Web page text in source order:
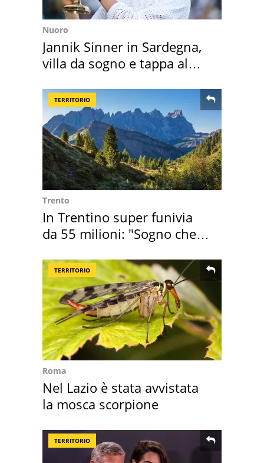
Nuoro
Jannik Sinner in Sardegna,
villa da sogno e tappa al
TERRITORIO
Trento
In Trentino super funivia
da 55 milioni: "Sogno che si
TERRITORIO
Roma
Nel Lazio è stata avvistata
la mosca scorpione
TERRITORIO